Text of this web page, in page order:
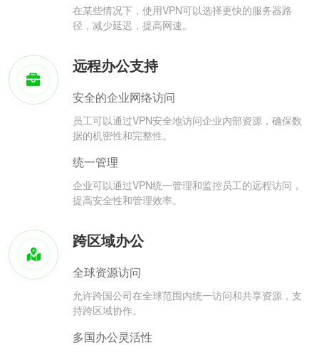
在某些情况下，使用VPN可以选择更快的服务器路
径，减少延迟，提高网速。
远程办公支持
安全的企业网络访问
员工可以通过VPN安全地访问企业内部资源，确保数
据的机密性和完整性。
统一管理
企业可以通过VPN统一管理和监控员工的远程访问，
提高安全性和管理效率。
跨区域办公
全球资源访问
允许跨国公司在全球范围内统一访问和共享资源，支
持跨区域协作。
多国办公灵活性